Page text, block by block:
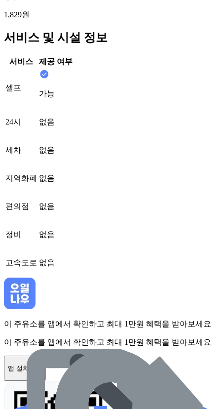
1,829원
서비스 및 시설 정보
서비스 제공 여부
셀프
가능
24시 없음
세차 없음
지역화폐 없음
편의점 없음
정비 없음
고속도로 없음
이 주유소를 앱에서 확인하고 최대 1만원 혜택을 받아보세요
이 주유소를 앱에서 확인하고 최대 1만원 혜택을 받아보세요
앱 설치하기